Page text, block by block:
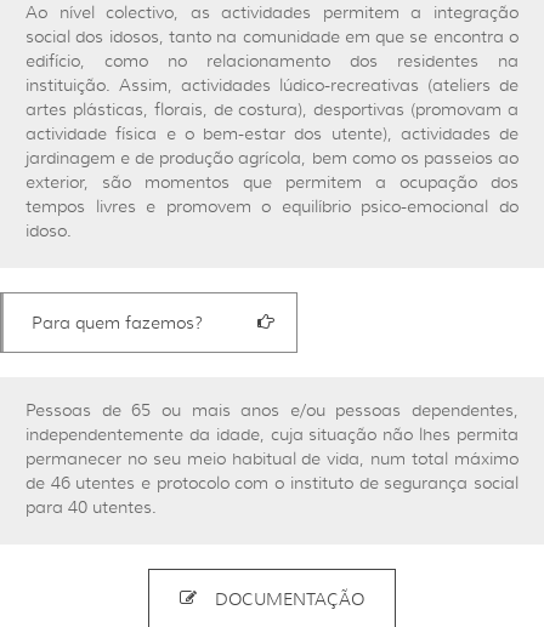
Ao nível colectivo, as actividades permitem a integração
social dos idosos, tanto na comunidade em que se encontra o
edifício, como no relacionamento dos residentes na
instituição. Assim, actividades lúdico-recreativas (ateliers de
artes plásticas, florais, de costura), desportivas (promovam a
actividade física e o bem-estar dos utente), actividades de
jardinagem e de produção agrícola, bem como os passeios ao
exterior, são momentos que permitem a ocupação dos
tempos livres e promovem o equilíbrio psico-emocional do
idoso.
Para quem fazemos?
Pessoas de 65 ou mais anos e/ou pessoas dependentes,
independentemente da idade, cuja situação não lhes permita
permanecer no seu meio habitual de vida, num total máximo
de 46 utentes e protocolo com o instituto de segurança social
para 40 utentes.
DOCUMENTAÇÃO